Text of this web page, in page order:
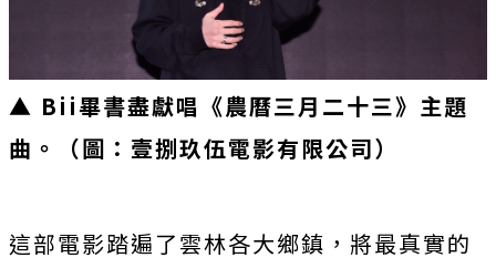
▲ Bii畢書盡獻唱《農曆三月二十三》主題
曲 。 （圖：壹捌玖伍電影有限公司）
這部電影踏遍了雲林各大鄉鎮， 將最真實的